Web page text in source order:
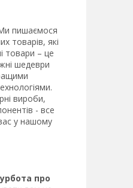
пишаємося
товарів, які
товари – це
шедеври
вироби,
- все
у нашому
про